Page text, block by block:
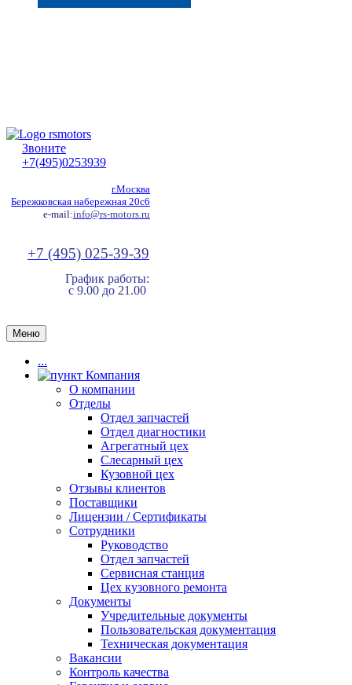
Звоните
+7(495)0253939
г.Москва
Бережковская набережная 20с6
e-mail:info@rs-motors.ru
+7 (495) 025-39-39
График работы:
с 9.00 до 21.00
Меню
...
Компания
О компании
Отделы
Отдел запчастей
Отдел диагностики
Агрегатный цех
Слесарный цех
Кузовной цех
Отзывы клиентов
Поставщики
Лицензии / Сертификаты
Сотрудники
Руководство
Отдел запчастей
Сервисная станция
Цех кузовного ремонта
Документы
Учредительные документы
Пользовательская документация
Техническая документация
Вакансии
Контроль качества